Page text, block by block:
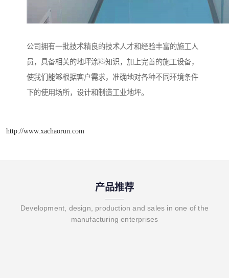
公司拥有一批技术精良的技术人才和经验丰富的施工人
员，具备相关的地坪涂料知识，加上完善的施工设备，
使我们能够根据客户需求，准确地对各种不同环境条件
下的使用场所，设计和制造工业地坪。
http://www.xachaorun.com
产品推荐
Development, design, production and sales in one of the
manufacturing enterprises